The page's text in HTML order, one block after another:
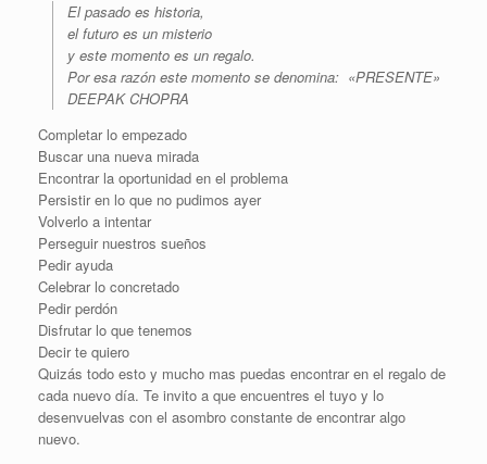
El pasado es historia,
el futuro es un misterio
y este momento es un regalo.
Por esa razón este momento se denomina: «PRESENTE»
DEEPAK CHOPRA
Completar lo empezado
Buscar una nueva mirada
Encontrar la oportunidad en el problema
Persistir en lo que no pudimos ayer
Volverlo a intentar
Perseguir nuestros sueños
Pedir ayuda
Celebrar lo concretado
Pedir perdón
Disfrutar lo que tenemos
Decir te quiero
Quizás todo esto y mucho mas puedas encontrar en el regalo de
cada nuevo día. Te invito a que encuentres el tuyo y lo
desenvuelvas con el asombro constante de encontrar algo
nuevo.